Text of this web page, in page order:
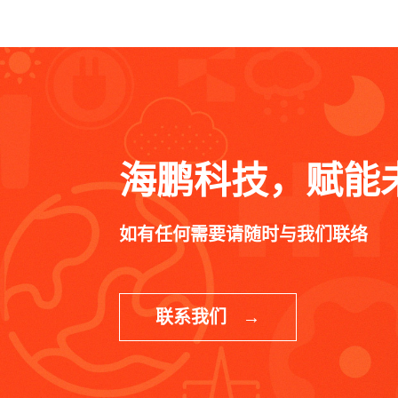
海鹏科技，赋能
如有任何需要请随时与我们联络
联系我们 →